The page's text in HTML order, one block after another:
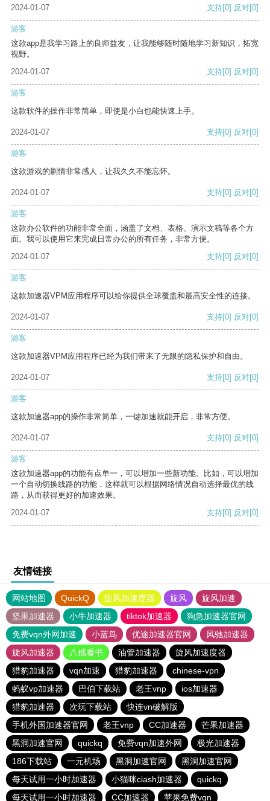
2024-01-07
支持[0] 反对[0]
游客
这款app是我学习路上的良师益友，让我能够随时随地学习新知识，拓宽
视野。
2024-01-07
支持[0] 反对[0]
游客
这款软件的操作非常简单，即使是小白也能快速上手。
2024-01-07 支持[0] 反对[0]
游客
这款游戏的剧情非常感人，让我久久不能忘怀。
2024-01-07 支持[0] 反对[0]
游客
这款办公软件的功能非常全面，涵盖了文档、表格、演示文稿等各个方
面。我可以使用它来完成日常办公的所有任务，非常方便。
2024-01-07
支持[0] 反对[0]
游客
这款加速器VPM应用程序可以给你提供全球覆盖和最高安全性的连接。
2024-01-07 支持[0] 反对[0]
游客
这款加速器VPM应用程序已经为我们带来了无限的隐私保护和自由。
2024-01-07 支持[0] 反对[0]
游客
这款加速器app的操作非常简单，一键加速就能开启，非常方便。
2024-01-07 支持[0] 反对[0]
游客
这款加速器app的功能有点单一，可以增加一些新功能。比如，可以增加
一个自动切换线路的功能，这样就可以根据网络情况自动选择最优的线
路，从而获得更好的加速效果。
2024-01-07
支持[0] 反对[0]
友情链接
网站地图 QuickQ 旋风加速度器 旋风
旋风加速
坚果加速器
小牛加速器 tiktok加速器
狗急加速器官网
免费vqn外网加速
小蓝鸟 优途加速器官网
风驰加速器
旋风加速器
八戒看书 油管加速器
旋风加速度器
猎豹加速器
vqn加速 猎豹加速器
chinese-vpn
蚂蚁vp加速器
巴伯下载站 老王vnp
ios加速器
猎豹加速器
次玩下载站
快连vn破解版
手机外国加速器官网
老王vnp CC加速器
芒果加速器
黑洞加速官网
quickq 免费vqn加速外网
极光加速器
186下载站
一元机场 黑洞加速官网
黑洞加速官网
每天试用一小时加速器
小猫咪ciash加速器
quickq
每天试用一小时加速器
CC加速器 苹果免费vqn